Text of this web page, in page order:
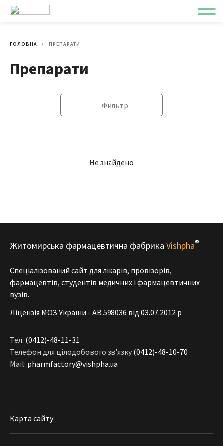
ГОЛОВНА ПРЕПАРАТИ
Препарати
Фильтр
Не знайдено
Житомирська фармацевтична фабрика Vishpha®
Спеціалізований сайт для лікарів, провізорів,
фармацевтів, студентів медичних і фармацевтичних
вузів.
Ліцензія МОЗ України - АВ 598036 від 03.07.2012 р
Тел: (0412)-48-11-31
Телефон для цілодобового зв'язку (0412)-48-10-70
Mail: pharmfactory@vishpha.ua
Карта сайту